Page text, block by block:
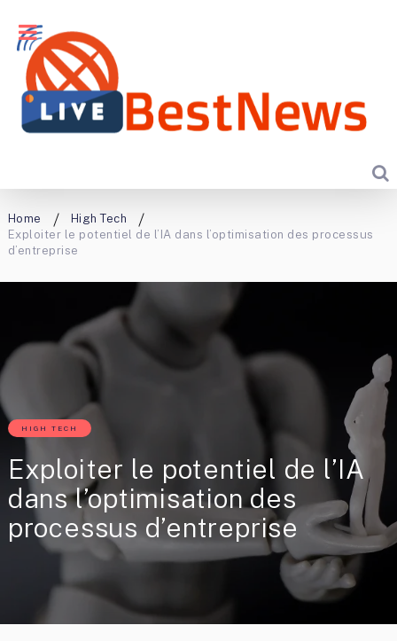
Home
High Tech
Exploiter le potentiel de l’IA dans l’optimisation des processus
d’entreprise
HIGH TECH
Exploiter le potentiel de l’IA
dans l’optimisation des
processus d’entreprise